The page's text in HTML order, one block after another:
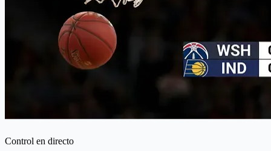
Control en directo